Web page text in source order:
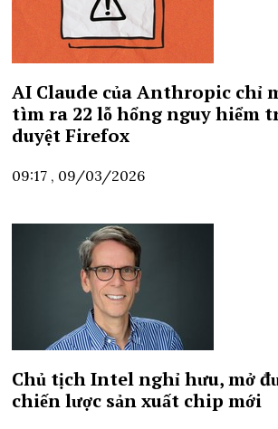
AI Claude của Anthropic chỉ
tìm ra 22 lỗ hổng nguy hiểm
duyệt Firefox
09:17 , 09/03/2026
Chủ tịch Intel nghỉ hưu, mở
chiến lược sản xuất chip mới